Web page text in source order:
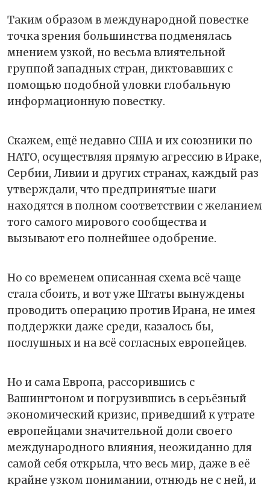
Таким образом в международной повестке
точка зрения большинства подменялась
мнением узкой, но весьма влиятельной
группой западных стран, диктовавших с
помощью подобной уловки глобальную
информационную повестку.
Скажем, ещё недавно США и их союзники по
НАТО, осуществляя прямую агрессию в Ираке,
Сербии, Ливии и других странах, каждый раз
утверждали, что предпринятые шаги
находятся в полном соответствии с желанием
того самого мирового сообщества и
вызывают его полнейшее одобрение.
Но со временем описанная схема всё чаще
стала сбоить, и вот уже Штаты вынуждены
проводить операцию против Ирана, не имея
поддержки даже среди, казалось бы,
послушных и на всё согласных европейцев.
Но и сама Европа, рассорившись с
Вашингтоном и погрузившись в серьёзный
экономический кризис, приведший к утрате
европейцами значительной доли своего
международного влияния, неожиданно для
самой себя открыла, что весь мир, даже в её
крайне узком понимании, отнюдь не с ней, и